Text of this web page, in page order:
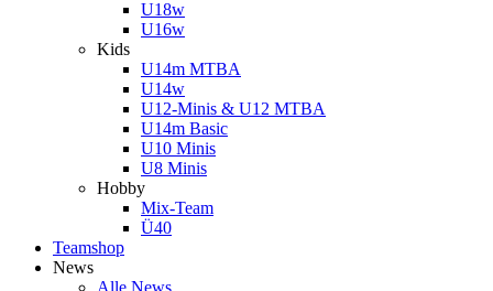
U18w
U16w
Kids
U14m MTBA
U14w
U12-Minis & U12 MTBA
U14m Basic
U10 Minis
U8 Minis
Hobby
Mix-Team
Ü40
Teamshop
News
Alle News